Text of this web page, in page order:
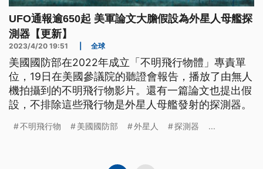
UFO通報逾650起 美軍論文大膽假設為外星人母艦探
測器【更新】
2023/4/20 19:51 全球
美國國防部在2022年成立「不明飛行物體」專責單
位，19日在美國參議院的聽證會報告，播放了由無人
機拍攝到的不明飛行物影片。還有一篇論文也提出假
設，不排除這些飛行物是外星人母艦發射的探測器。
不明飛行物 美國國防部 外星人 探測器 ...